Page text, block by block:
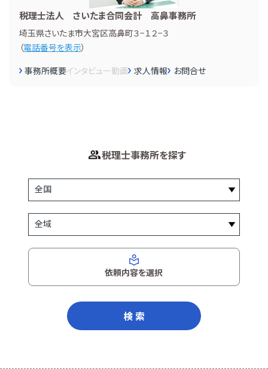
税理士法人 さいたま合同会計 高鼻事務所
埼玉県さいたま市大宮区高鼻町３−１２−３
（電話番号を表示）
事務所概要インタビュー動画 求人情報 お問合せ
税理士事務所を探す
依頼内容を選択
検 索